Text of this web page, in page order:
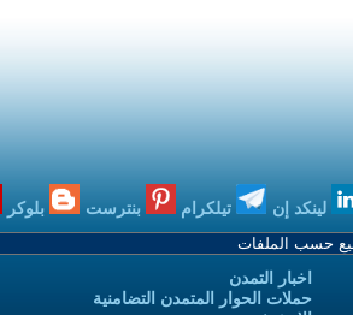
لينكد إن تيلكرام بنترست بلوكر
اخبار التمدن
حملات الحوار المتمدن التضامنية